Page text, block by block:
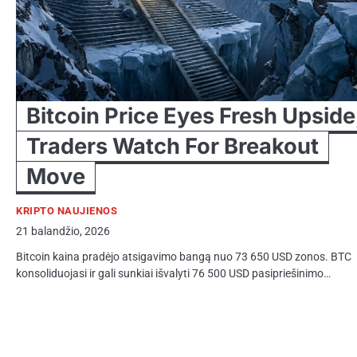
Bitcoin Price Eyes Fresh
Traders Watch For Breakout
Move
KRIPTO NAUJIENOS
21 balandžio, 2026
Bitcoin kaina pradėjo atsigavimo bangą nuo 73 650 USD zonos. BTC
konsoliduojasi ir gali sunkiai išvalyti 76 500 USD pasipriešinimo…